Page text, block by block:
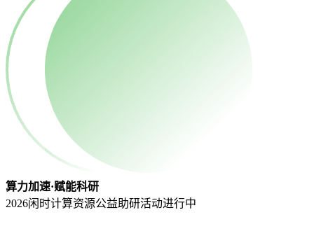
算力加速·赋能科研
2026闲时计算资源公益助研活动进行中